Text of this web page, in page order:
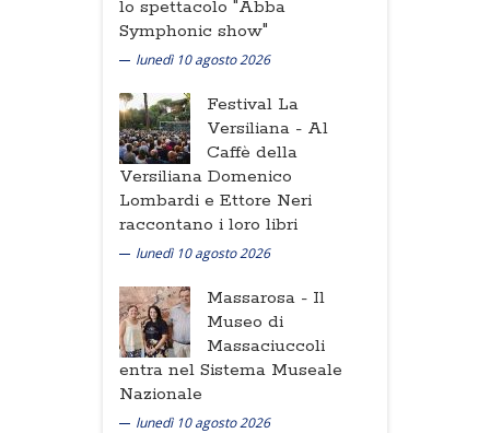
lo spettacolo "Abba
Symphonic show"
lunedì 10 agosto 2026
Festival La
Versiliana - Al
Caffè della
Versiliana Domenico
Lombardi e Ettore Neri
raccontano i loro libri
lunedì 10 agosto 2026
Massarosa - Il
Museo di
Massaciuccoli
entra nel Sistema Museale
Nazionale
lunedì 10 agosto 2026